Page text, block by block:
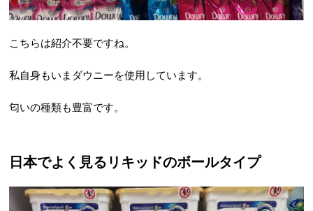
こちらは紹介不要ですね。
私自身もいまダウニーを使用しています。
匂いの種類も豊富です。
日本でよく見るリキッドのボールタイプ